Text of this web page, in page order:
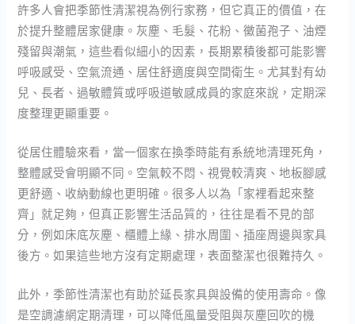
許多人會把季節性清潔視為例行家務，但它真正的價值，在
於提升整體居家健康。灰塵、毛髮、花粉、黴菌孢子、油煙
殘留與潮氣，這些看似細小的因素，長期累積後都可能影響
呼吸感受、空氣流通、居住舒適度與空間衛生。尤其對有幼
兒、長者、過敏體質或呼吸道敏感成員的家庭來說，定期深
度整理更顯重要。
從居住體驗來看，當一個家在換季時能有系統地清理死角，
整體感受會明顯不同。空氣較不悶、視覺較清爽、地板腳感
更舒適、收納動線也更明確。很多人以為「家裡看起來整
齊」就足夠，但真正影響生活品質的，往往是看不見的部
分，例如床底灰塵、櫃體上緣、排水周圍、插座周邊與家具
後方。如果這些地方沒有定期處理，表面整潔也很難持久。
此外，季節性清潔也有助於延長家具與設備的使用壽命。像
是空調濾網定期清理，可以降低風量受阻與灰塵回吹的機